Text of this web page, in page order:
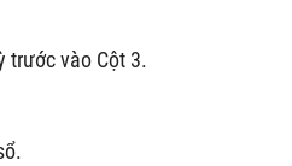
trước vào Cột 3.